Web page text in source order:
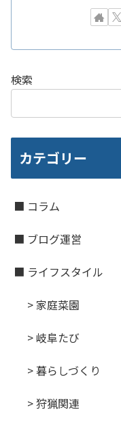
検索
カテゴリー
■ コラム
■ ブログ運営
■ ライフスタイル
> 家庭菜園
> 岐阜たび
> 暮らしづくり
> 狩猟関連